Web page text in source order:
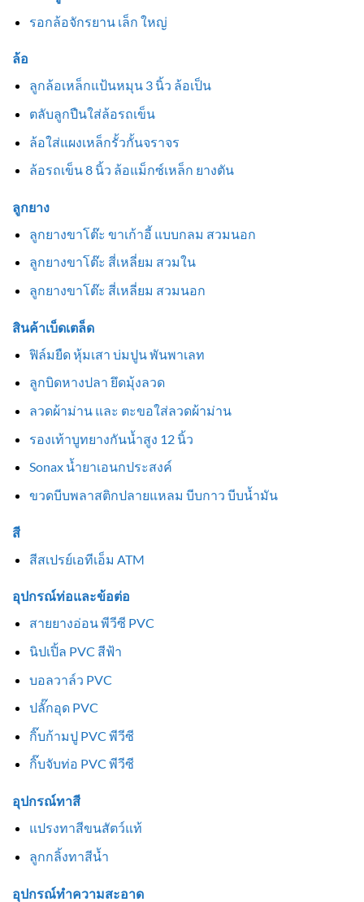
รอกล้อจักรยาน เล็ก ใหญ่
ล้อ
ลูกล้อเหล็กแป้นหมุน 3 นิ้ว ล้อเป็น
ตลับลูกปืนใส่ล้อรถเข็น
ล้อใส่แผงเหล็กรั้วกั้นจราจร
ล้อรถเข็น 8 นิ้ว ล้อแม็กซ์เหล็ก ยางตัน
ลูกยาง
ลูกยางขาโต๊ะ ขาเก้าอี้ แบบกลม สวมนอก
ลูกยางขาโต๊ะ สี่เหลี่ยม สวมใน
ลูกยางขาโต๊ะ สี่เหลี่ยม สวมนอก
สินค้าเบ็ดเตล็ด
ฟิล์มยืด หุ้มเสา บ่มปูน พันพาเลท
ลูกบิดหางปลา ยึดมุ้งลวด
ลวดผ้าม่าน และ ตะขอใส่ลวดผ้าม่าน
รองเท้าบูทยางกันน้ำสูง 12 นิ้ว
Sonax น้ำยาเอนกประสงค์
ขวดบีบพลาสติกปลายแหลม บีบกาว บีบน้ำมัน
สี
สีสเปรย์เอทีเอ็ม ATM
อุปกรณ์ท่อและข้อต่อ
สายยางอ่อน พีวีซี PVC
นิปเปิ้ล PVC สีฟ้า
บอลวาล์ว PVC
ปลั๊กอุด PVC
กิ๊บก้ามปู PVC พีวีซี
กิ๊บจับท่อ PVC พีวีซี
อุปกรณ์ทาสี
แปรงทาสีขนสัตว์แท้
ลูกกลิ้งทาสีน้ำ
อุปกรณ์ทำความสะอาด